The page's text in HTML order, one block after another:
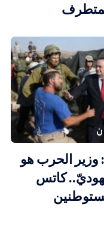
وزير الحرب هو
كاتس